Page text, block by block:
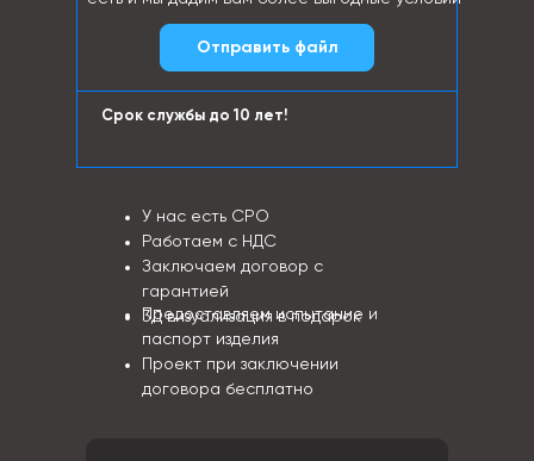
Срок службы до 10 лет!
Предоставляем испытание и
паспорт изделия
Проект при заключении
договора бесплатно
У нас есть СРО
Работаем с НДС
Заключаем договор с
гарантией
3Д визуализация в подарок
Отправить файл